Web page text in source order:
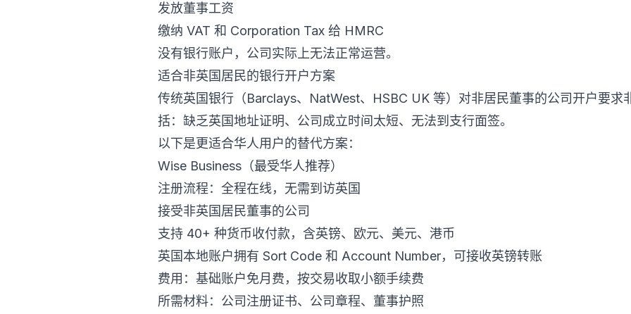
发放董事工资
缴纳 VAT 和 Corporation Tax 给 HMRC
没有银行账户，公司实际上无法正常运营。
适合非英国居民的银行开户方案
传统英国银行（Barclays、NatWest、HSBC UK 等）对非居民董事的公司开户要求
括：缺乏英国地址证明、公司成立时间太短、无法到支行面签。
以下是更适合华人用户的替代方案：
Wise Business（最受华人推荐）
注册流程：全程在线，无需到访英国
接受非英国居民董事的公司
支持 40+ 种货币收付款，含英镑、欧元、美元、港币
英国本地账户拥有 Sort Code 和 Account Number，可接收英镑转账
费用：基础账户免月费，按交易收取小额手续费
所需材料：公司注册证书、公司章程、董事护照